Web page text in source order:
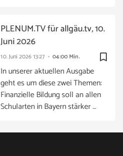
bookmark_border
10. Juni 2026 13:27 04:00 Min.
PLENUM.TV für allgäu.tv, 10.
Juni 2026
In unserer aktuellen Ausgabe
geht es um diese zwei Themen:
Finanzielle Bildung soll an allen
Schularten in Bayern stärker …